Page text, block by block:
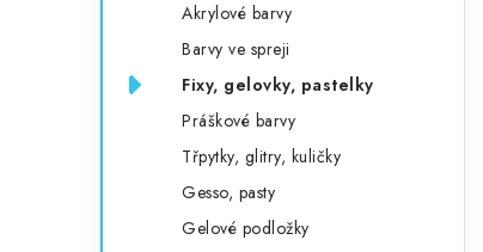
Akrylové barvy
Barvy ve spreji
Fixy, gelovky, pastelky
Práškové barvy
Třpytky, glitry, kuličky
Gesso, pasty
Gelové podložky